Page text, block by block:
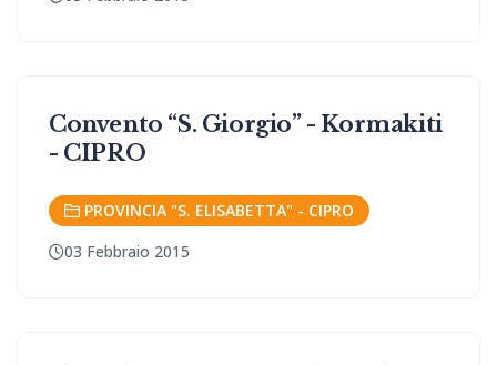
Convento “S. Giorgio” - Kormakiti
- CIPRO
PROVINCIA "S. ELISABETTA" - CIPRO
03 Febbraio 2015